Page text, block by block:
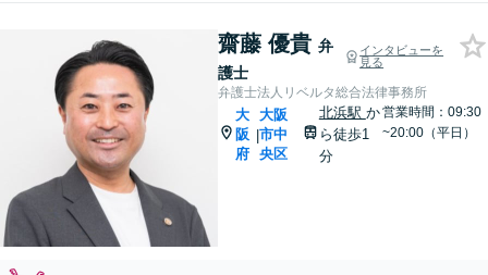
齋藤 優貴 弁
護士
インタビューを
見る
弁護士法人リベルタ総合法律事務所
大
阪
府
|
大阪
市中
央区
北浜駅 か
ら徒歩1
分
営業時間：09:30
~20:00（平日）